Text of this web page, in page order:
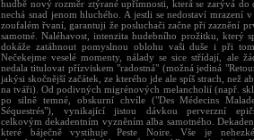
hudbě nový rozměr ztýrané upřímnosti, která se zarývá do
nechá snad jenom hluchého. A jestli se nedostaví mrazení
zoufalém řvaní, garantuji že posluchači začne při zaznění
samotné. Naléhavost, intenzita hudebního prožitku, který
dokáže zatáhnout pomyslnou oblohu vaši duše i při
Nečekejme veselé momenty, nálady se sice střídají, ale
nedala titulovat přízviskem "radostná" (možná jediná
jakýsi skočnější začátek, ze kterého jde ale spíš strach, než
na tváři). Od podivných migrénových melancholií (např.
po silně temné, obskurní chvíle ("Des Médecins
Séquestrés"), vynikající jistou dávkou perverzní
celkovým dekadentním vyzněním alba samotného.
které báječně vystihuje Peste Noire. Vše je